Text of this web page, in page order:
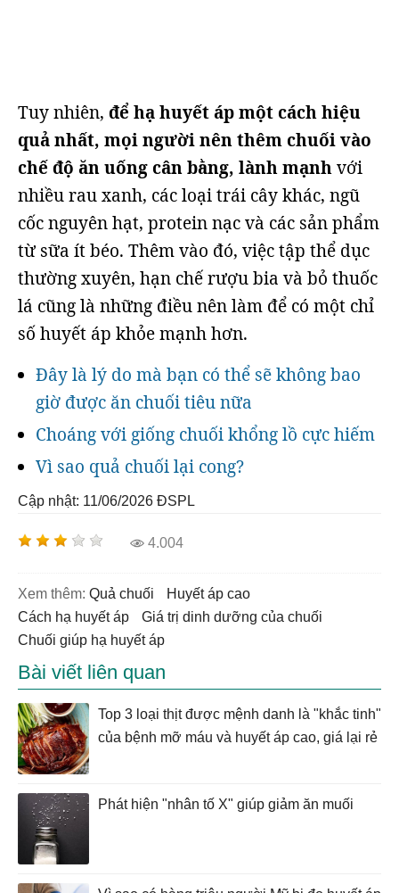
Tuy nhiên, để hạ huyết áp một cách hiệu
quả nhất, mọi người nên thêm chuối vào
chế độ ăn uống cân bằng, lành mạnhvới
nhiều rau xanh, các loại trái cây khác, ngũ
cốc nguyên hạt, protein nạc và các sản phẩm
từ sữa ít béo. Thêm vào đó, việc tập thể dục
thường xuyên, hạn chế rượu bia và bỏ thuốc
lá cũng là những điều nên làm để có một chỉ
số huyết áp khỏe mạnh hơn.
Đây là lý do mà bạn có thể sẽ không bao
giờ được ăn chuối tiêu nữa
Choáng với giống chuối khổng lồ cực hiếm
Vì sao quả chuối lại cong?
Cập nhật: 11/06/2026 ĐSPL
4.004
Xem thêm: quả chuối
huyết áp cao
cách hạ huyết áp
Giá trị dinh dưỡng của chuối
Chuối giúp hạ huyết áp
Bài viết liên quan
Top 3 loại thịt được mệnh danh là "khắc tinh"
của bệnh mỡ máu và huyết áp cao, giá lại rẻ
Phát hiện "nhân tố X" giúp giảm ăn muối